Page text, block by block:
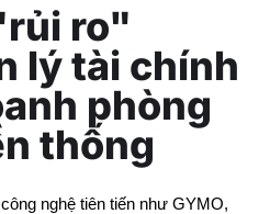
ro"
lý tài chính
phòng
thống
nghệ tiên tiến như GYMO,